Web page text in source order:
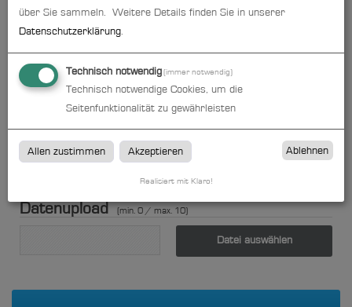
Produktion und Versand 0,00€
Gesamtbetrag (netto)
Gesamtbetrag (brutto) €
Datenupload (min. 0 / max. 10)
Datei auswählen
über Sie sammeln.
Weitere Details finden Sie in unserer
Datenschutzerklärung.
Technisch notwendig (immer notwendig)
Technisch notwendige Cookies, um die
Seitenfunktionalität zu gewährleisten
Allen zustimmen Akzeptieren Ablehnen
Realisiert mit Klaro!